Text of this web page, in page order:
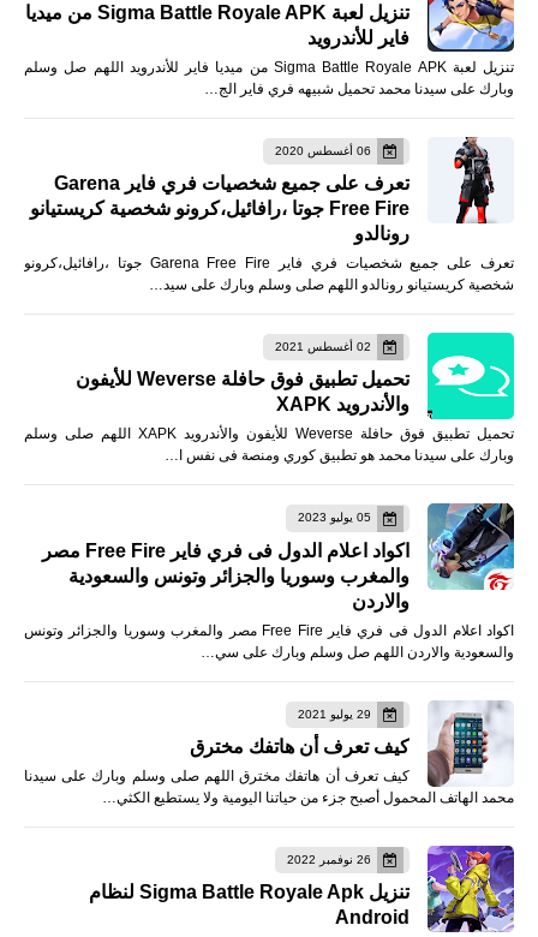
تنزيل لعبة Sigma Battle Royale APK من ميديا
فاير للأندرويد
تنزيل لعبة Sigma Battle Royale APK من ميديا فاير للأندرويد اللهم صل وسلم
وبارك على سيدنا محمد تحميل شبيهه فري فاير الج…
06 أغسطس 2020
تعرف على جميع شخصيات فري فاير Garena
Free Fire جوتا ،رافائيل،كرونو شخصية كريستيانو
رونالدو
تعرف على جميع شخصيات فري فاير Garena Free Fire جوتا ،رافائيل،كرونو
شخصية كريستيانو رونالدو اللهم صلى وسلم وبارك على سيد…
02 أغسطس 2021
تحميل تطبيق فوق حافلة Weverse للأيفون
والأندرويد XAPK
تحميل تطبيق فوق حافلة Weverse للأيفون والأندرويد XAPK اللهم صلى وسلم
وبارك على سيدنا محمد هو تطبيق كوري ومنصة فى نفس ا…
05 يوليو 2023
اكواد اعلام الدول فى فري فاير Free Fire مصر
والمغرب وسوريا والجزائر وتونس والسعودية
والاردن
اكواد اعلام الدول فى فري فاير Free Fire مصر والمغرب وسوريا والجزائر وتونس
والسعودية والاردن اللهم صل وسلم وبارك على سي…
29 يوليو 2021
كيف تعرف أن هاتفك مخترق
كيف تعرف أن هاتفك مخترق اللهم صلى وسلم وبارك على سيدنا
محمد الهاتف المحمول أصبح جزء من حياتنا اليومية ولا يستطيع الكثي…
26 نوفمبر 2022
تنزيل Sigma Battle Royale Apk لنظام
Android